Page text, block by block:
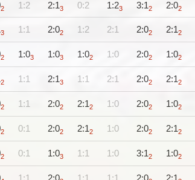
2 1:2 2:13 0:2 1:23 3:12 2:02
3 1:1 2:02 1:2 2:1 2:02 2:12
2 1:03 1:03 1:02 1:0 2:02 1:02
2 1:1 2:13 1:1 2:1 2:02 2:12
2 1:1 2:02 2:12 1:0 2:02 1:02
2 0:1 2:02 2:12 1:0 2:02 2:12
2 0:1 1:03 1:1 1:0 3:12 1:02